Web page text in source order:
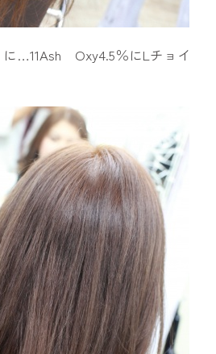
…11Ash Oxy4.5％にLチョイ